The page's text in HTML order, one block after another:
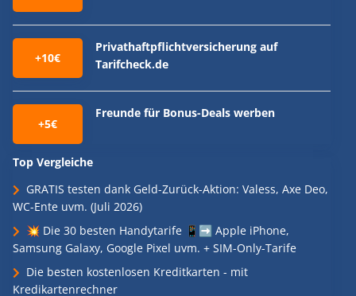
+10€
Privathaftpflichtversicherung auf
Tarifcheck.de
+5€
Freunde für Bonus-Deals werben
Top Vergleiche
GRATIS testen dank Geld-Zurück-Aktion: Valess, Axe Deo,
WC-Ente uvm. (Juli 2026)
💥 Die 30 besten Handytarife 📱➡️ Apple iPhone,
Samsung Galaxy, Google Pixel uvm. + SIM-Only-Tarife
Die besten kostenlosen Kreditkarten - mit
Kredikartenrechner